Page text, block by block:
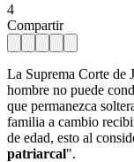
4
Compartir
La Suprema Corte de
hombre no puede
que permanezca
familia a cambio
de edad, esto al
patriarcal".